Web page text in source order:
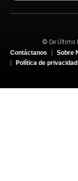
© De Último
Contáctanos
Sobre
Política de privacidad